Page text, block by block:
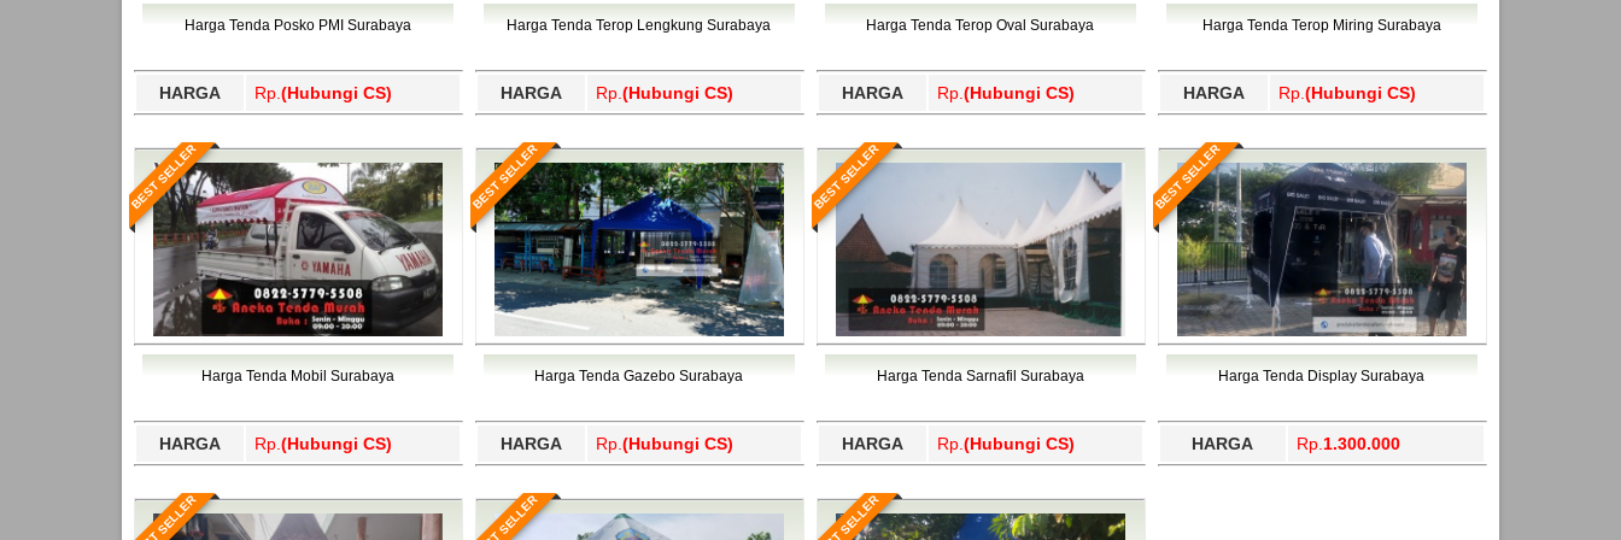
Bawang Barat, Tulangbawang, Tulungagung, Wajo, Wakatobi, Waropen, Way Kanan, Wonogiri, Wonosobo, Yahukimo, Yalimo, Yogyakarta.
Harga Tenda Posko PMI Surabaya
HARGA Rp. (Hubungi CS)
Harga Tenda Terop Lengkung Surabaya
HARGA Rp. (Hubungi CS)
Harga Tenda Terop Oval Surabaya
HARGA Rp. (Hubungi CS)
Harga Tenda Terop Miring Surabaya
HARGA Rp. (Hubungi CS)
BEST SELLER
Harga Tenda Mobil Surabaya
HARGA Rp. (Hubungi CS)
BEST SELLER
Harga Tenda Gazebo Surabaya
HARGA Rp. (Hubungi CS)
BEST SELLER
Harga Tenda Sarnafil Surabaya
HARGA Rp. (Hubungi CS)
BEST SELLER
Harga Tenda Display Surabaya
HARGA Rp. 1.300.000